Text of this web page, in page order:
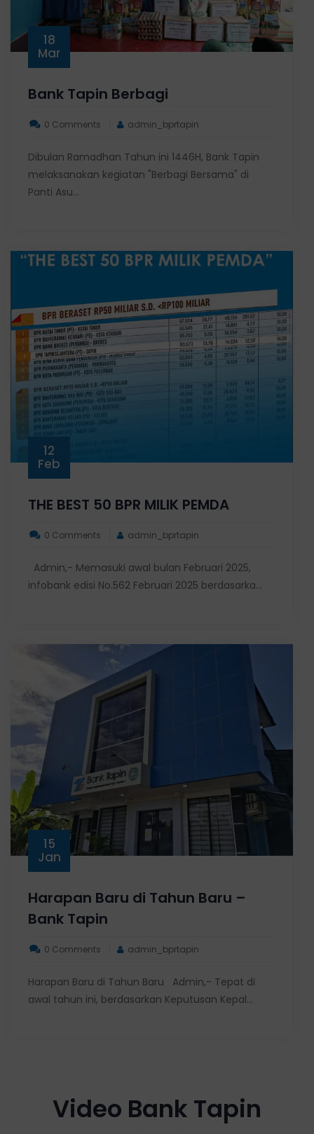
18
Mar
Bank Tapin Berbagi
0 Comments admin_bprtapin
Dibulan Ramadhan Tahun ini 1446H, Bank Tapin
melaksanakan kegiatan "Berbagi Bersama" di
Panti Asu...
12
Feb
THE BEST 50 BPR MILIK PEMDA
0 Comments admin_bprtapin
Admin,- Memasuki awal bulan Februari 2025,
infobank edisi No.562 Februari 2025 berdasarka...
15
Jan
Harapan Baru di Tahun Baru –
Bank Tapin
0 Comments admin_bprtapin
Harapan Baru di Tahun Baru Admin,- Tepat di
awal tahun ini, berdasarkan Keputusan Kepal...
Video Bank Tapin